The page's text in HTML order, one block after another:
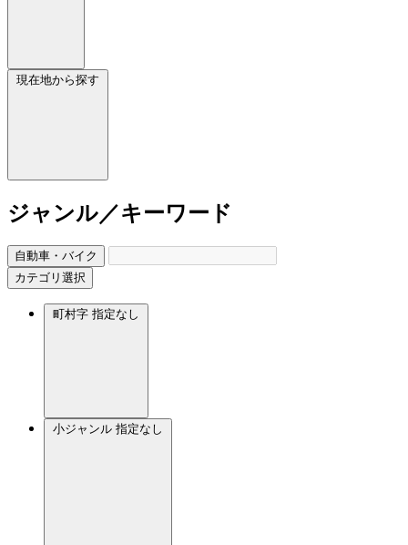
現在地から探す
ジャンル／キーワード
自動車・バイク
カテゴリ選択
町村字 指定なし
小ジャンル 指定なし